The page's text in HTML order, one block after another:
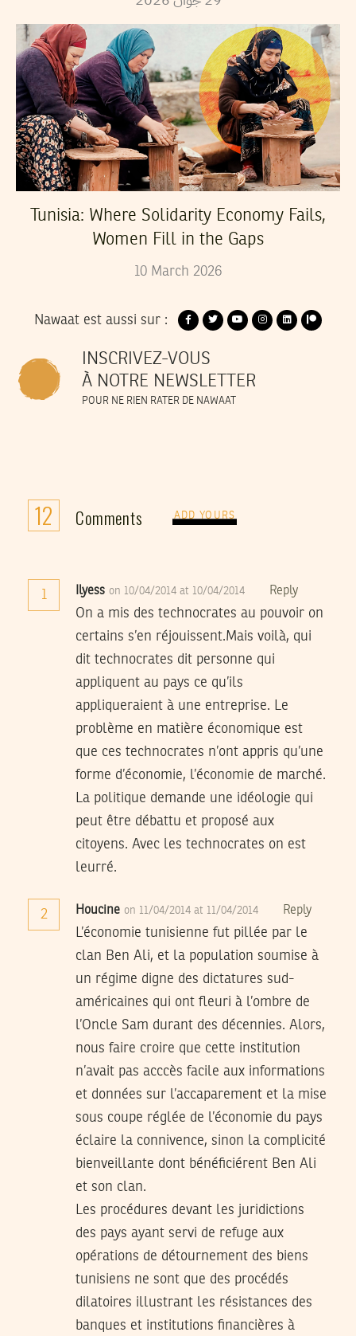
Tunisia: Where Solidarity Economy Fails,
Women Fill in the Gaps
10 March 2026
Nawaat est aussi sur :
INSCRIVEZ-VOUS
À NOTRE NEWSLETTER
POUR NE RIEN RATER DE NAWAAT
12 Comments ADD YOURS
Ilyess on 10/04/2014 at 10/04/2014 Reply
On a mis des technocrates au pouvoir on
certains s’en réjouissent.Mais voilà, qui
dit technocrates dit personne qui
appliquent au pays ce qu’ils
appliqueraient à une entreprise. Le
problème en matière économique est
que ces technocrates n’ont appris qu’une
forme d’économie, l’économie de marché.
La politique demande une idéologie qui
peut être débattu et proposé aux
citoyens. Avec les technocrates on est
leurré.
2 Houcine on 11/04/2014 at 11/04/2014 Reply
L’économie tunisienne fut pillée par le
clan Ben Ali, et la population soumise à
un régime digne des dictatures sud-
américaines qui ont fleuri à l’ombre de
l’Oncle Sam durant des décennies. Alors,
nous faire croire que cette institution
n’avait pas acccès facile aux informations
et données sur l’accaparement et la mise
sous coupe réglée de l’économie du pays
éclaire la connivence, sinon la complicité
bienveillante dont bénéficiérent Ben Ali
et son clan.
Les procédures devant les juridictions
des pays ayant servi de refuge aux
opérations de détournement des biens
tunisiens ne sont que des procédés
dilatoires illustrant les résistances des
banques et institutions financières à